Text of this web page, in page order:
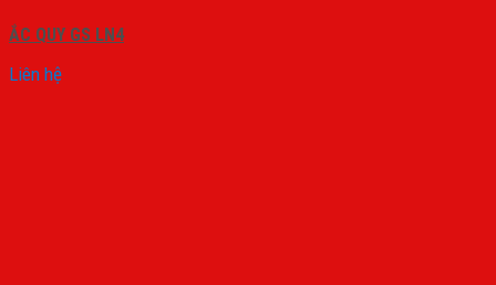
ẮC QUY GS LN4
Liên hệ